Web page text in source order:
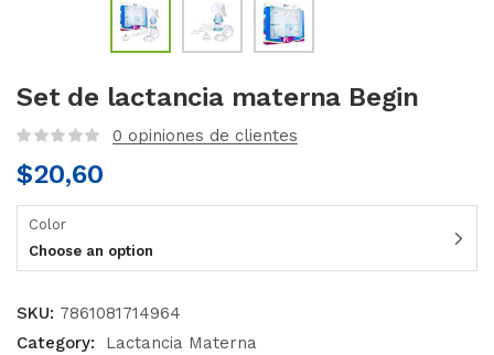
Set de lactancia materna Begin
0 opiniones de clientes
$20,60
Color
Choose an option
SKU: 7861081714964
Category:
Lactancia Materna